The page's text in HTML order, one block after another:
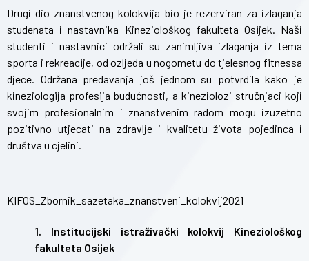
Drugi dio znanstvenog kolokvija bio je rezerviran za izlaganja
studenata i nastavnika Kineziološkog fakulteta Osijek. Naši
studenti i nastavnici održali su zanimljiva izlaganja iz tema
sporta i rekreacije, od ozljeda u nogometu do tjelesnog fitnessa
djece. Održana predavanja još jednom su potvrdila kako je
kineziologija profesija budućnosti, a kineziolozi stručnjaci koji
svojim profesionalnim i znanstvenim radom mogu izuzetno
pozitivno utjecati na zdravlje i kvalitetu života pojedinca i
društva u cjelini.
KIFOS_Zbornik_sazetaka_znanstveni_kolokvij2021
1. Institucijski istraživački kolokvij Kineziološkog
fakulteta Osijek